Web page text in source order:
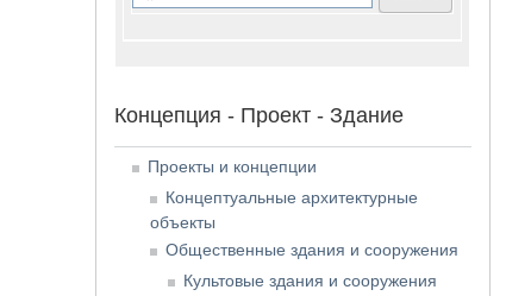
Концепция - Проект - Здание
Проекты и концепции
Концептуальные архитектурные
объекты
Общественные здания и сооружения
Культовые здания и сооружения